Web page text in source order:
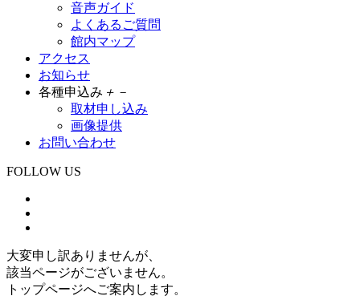
音声ガイド
よくあるご質問
館内マップ
アクセス
お知らせ
各種申込み ＋ －
取材申し込み
画像提供
お問い合わせ
FOLLOW US
大変申し訳ありませんが、
該当ページがございません。
トップページへご案内します。